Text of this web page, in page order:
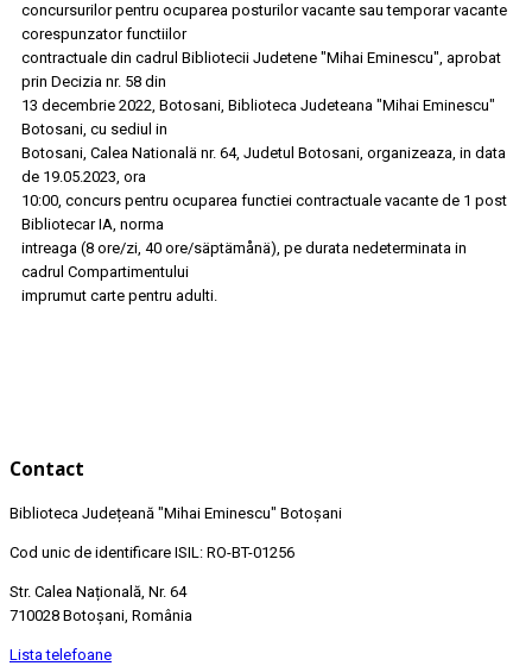
concursurilor pentru ocuparea posturilor vacante sau temporar vacante
corespunzator functiilor
contractuale din cadrul Bibliotecii Judetene "Mihai Eminescu", aprobat
prin Decizia nr. 58 din
13 decembrie 2022, Botosani, Biblioteca Judeteana "Mihai Eminescu"
Botosani, cu sediul in
Botosani, Calea Nationalä nr. 64, Judetul Botosani, organizeaza, in data
de 19.05.2023, ora
10:00, concurs pentru ocuparea functiei contractuale vacante de 1 post
Bibliotecar IA, norma
intreaga (8 ore/zi, 40 ore/säptämånä), pe durata nedeterminata in
cadrul Compartimentului
imprumut carte pentru adulti.
Contact
Biblioteca Județeană "Mihai Eminescu" Botoșani
Cod unic de identificare ISIL: RO-BT-01256
Str. Calea Națională, Nr. 64
710028 Botoșani, România
Lista telefoane